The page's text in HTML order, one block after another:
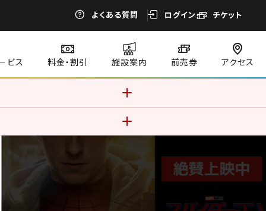
よくある質問 ログイン チケット
ビス 料金・割引 施設案内 前売券 アクセス
このままご利用になる場合、